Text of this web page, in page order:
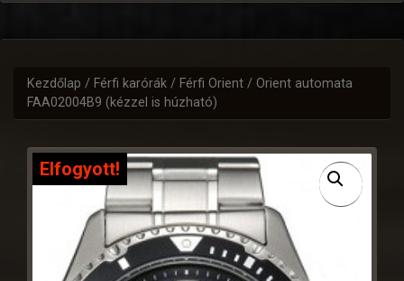
Kezdőlap / Férfi karórák / Férfi Orient / Orient automata
FAA02004B9 (kézzel is húzható)
Elfogyott!